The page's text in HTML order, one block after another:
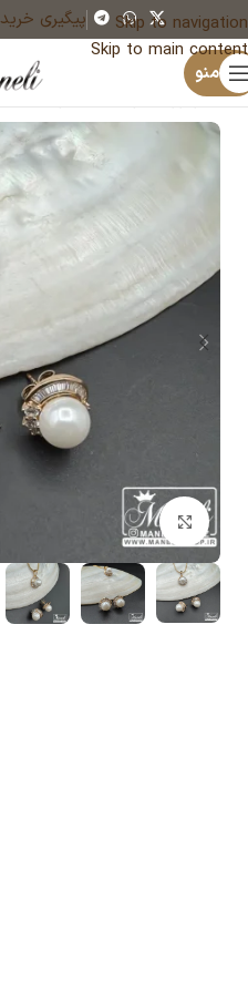
Skip to navigation
Skip to main content
پیگیری خرید
منو
خانه زیورآلات و بدلیجات رنگ ثابت
بزرگنمایی تصویر